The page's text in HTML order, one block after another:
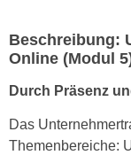
Beschreibung:
Online (Modul
Durch Präsenz
Das
Themenbereiche:
r
i
n
t
i
w
o
r
e